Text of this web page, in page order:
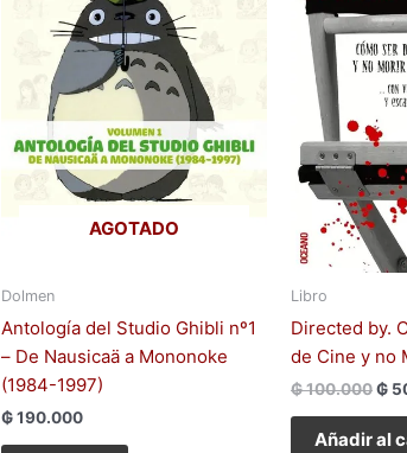
AGOTADO
Dolmen
Antología del Studio Ghibli nº1
– De Nausicaä a Mononoke
(1984-1997)
₲190.000
Libro
Directed by.
de Cine y no
₲100.000₲
Añadir al